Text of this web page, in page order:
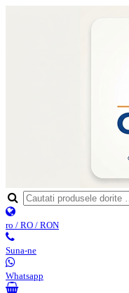
ro / RO / RON
Suna-ne
Whatsapp